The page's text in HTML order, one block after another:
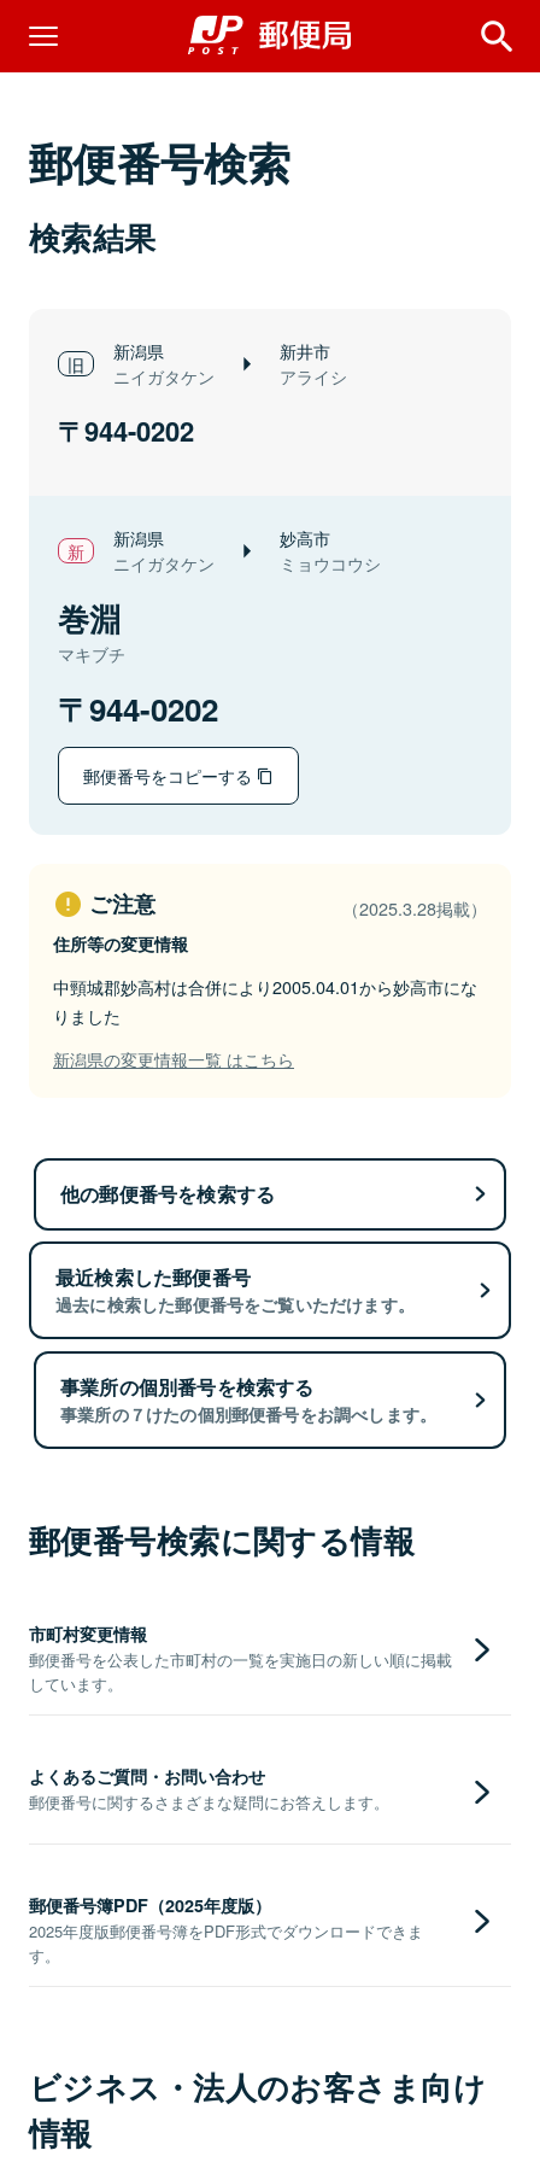
郵便番号検索
検索結果
新潟県
ニイガタケン
新井市
アライシ
944-0202
新潟県
ニイガタケン
妙高市
ミョウコウシ
巻淵
マキブチ
944-0202
郵便番号をコピーする
ご注意 （2025.3.28掲載）
住所等の変更情報
中頸城郡妙高村は合併により2005.04.01から妙高市にな
りました
新潟県の変更情報一覧 はこちら
他の郵便番号を検索する
最近検索した郵便番号
過去に検索した郵便番号をご覧いただけます。
事業所の個別番号を検索する
事業所の７けたの個別郵便番号をお調べします。
郵便番号検索に関する情報
市町村変更情報
郵便番号を公表した市町村の一覧を実施日の新しい順に掲載
しています。
よくあるご質問・お問い合わせ
郵便番号に関するさまざまな疑問にお答えします。
郵便番号簿PDF（2025年度版）
2025年度版郵便番号簿をPDF形式でダウンロードできま
す。
ビジネス・法人のお客さま向け
情報